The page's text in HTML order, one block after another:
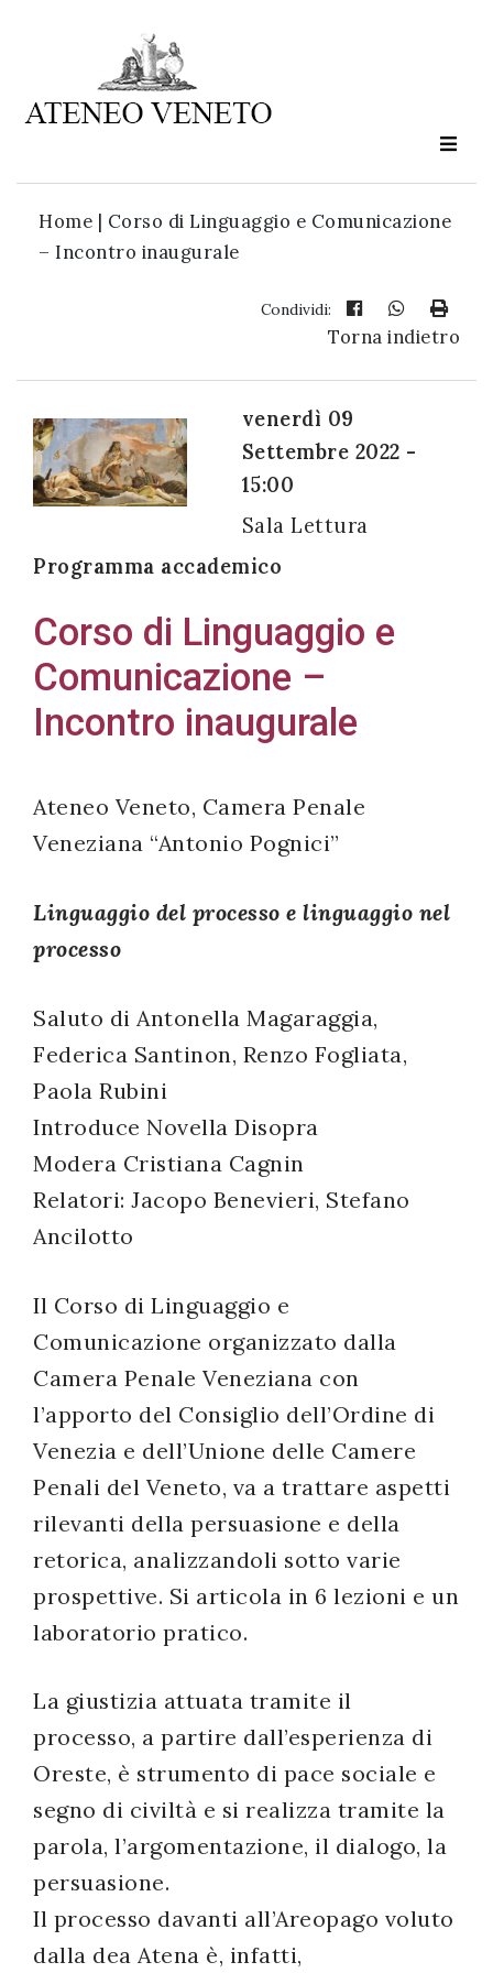
Home | Corso di Linguaggio e Comunicazione
– Incontro inaugurale
Condividi:
Torna indietro
venerdì 09
Settembre 2022 -
15:00
Sala Lettura
Programma accademico
Corso di Linguaggio e
Comunicazione –
Incontro inaugurale
Ateneo Veneto, Camera Penale
Veneziana “Antonio Pognici”
Linguaggio del processo e linguaggio nel
processo
Saluto di Antonella Magaraggia,
Federica Santinon, Renzo Fogliata,
Paola Rubini
Introduce Novella Disopra
Modera Cristiana Cagnin
Relatori: Jacopo Benevieri, Stefano
Ancilotto
Il Corso di Linguaggio e
Comunicazione organizzato dalla
Camera Penale Veneziana con
l’apporto del Consiglio dell’Ordine di
Venezia e dell’Unione delle Camere
Penali del Veneto, va a trattare aspetti
rilevanti della persuasione e della
retorica, analizzandoli sotto varie
prospettive. Si articola in 6 lezioni e un
laboratorio pratico.
La giustizia attuata tramite il
processo, a partire dall’esperienza di
Oreste, è strumento di pace sociale e
segno di civiltà e si realizza tramite la
parola, l’argomentazione, il dialogo, la
persuasione.
Il processo davanti all’Areopago voluto
dalla dea Atena è, infatti,
Ateneo
è
cultura
Acconsento
all'uso dei
miei dati
personali in
accordo
decreto
legislativo
Registrazione
successo!